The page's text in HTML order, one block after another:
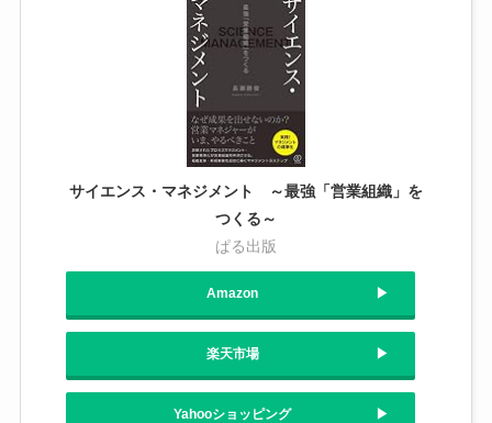
サイエンス・マネジメント ～最強「営業組織」を
つくる～
ぱる出版
Amazon
楽天市場
Yahooショッピング